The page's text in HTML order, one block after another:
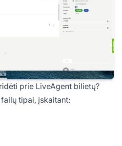
prie LiveAgent bilietų?
tipai, įskaitant: